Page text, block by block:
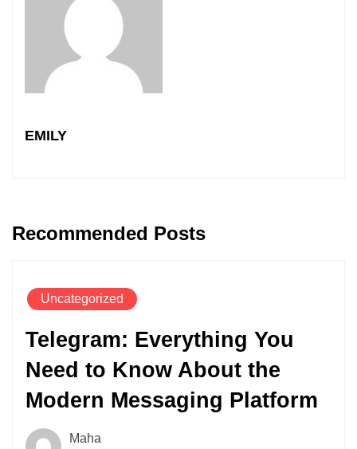
EMILY
Recommended Posts
Uncategorized
Telegram: Everything You
Need to Know About the
Modern Messaging Platform
Maha